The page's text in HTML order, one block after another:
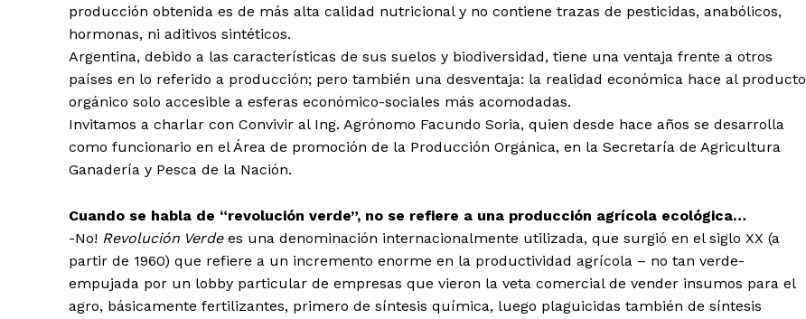
producción obtenida es de más alta calidad nutricional y no contiene trazas de pesticidas, anabólicos,
hormonas, ni aditivos sintéticos.
Argentina, debido a las características de sus suelos y biodiversidad, tiene una ventaja frente a otros
países en lo referido a producción; pero también una desventaja: la realidad económica hace al producto
orgánico solo accesible a esferas económico-sociales más acomodadas.
Invitamos a charlar con Convivir al Ing. Agrónomo Facundo Soria, quien desde hace años se desarrolla
como funcionario en el Área de promoción de la Producción Orgánica, en la Secretaría de Agricultura
Ganadería y Pesca de la Nación.
Cuando se habla de “revolución verde”, no se refiere a una producción agrícola ecológica…
-No! Revolución Verdees una denominación internacionalmente utilizada, que surgió en el siglo XX (a
partir de 1960) que refiere a un incremento enorme en la productividad agrícola – no tan verde-
empujada por un lobby particular de empresas que vieron la veta comercial de vender insumos para el
agro, básicamente fertilizantes, primero de síntesis química, luego plaguicidas también de síntesis